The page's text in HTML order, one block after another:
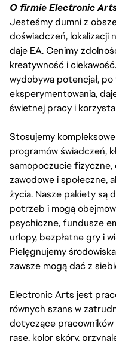
O firmie Electronic
Jesteśmy dumni z
doświadczeń, lokalizacji
daje EA. Cenimy
kreatywność i
wydobywa potencjał,
eksperymentowania,
świetnej pracy i
Stosujemy
programów świadczeń,
samopoczucie fizyczne,
zawodowe i społeczne,
życia. Nasze pakiety są
potrzeb i mogą
psychiczne, fundusze
urlopy, bezpłatne gry i
Pielęgnujemy
zawsze mogą dać z
Electronic Arts jest
równych szans w
dotyczące
rasę, kolor skóry,